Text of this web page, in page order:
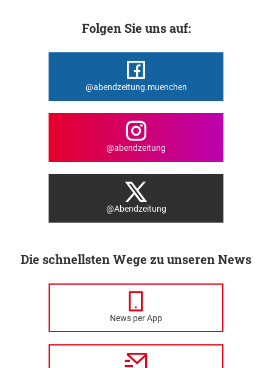
Folgen Sie uns auf:
@abendzeitung.muenchen
@abendzeitung
@Abendzeitung
Die schnellsten Wege zu unseren News
News per App